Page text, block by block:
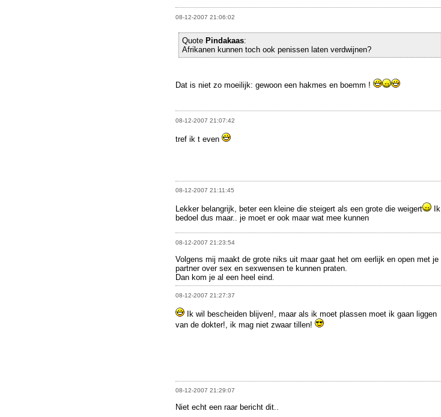
08-12-2007 21:06:02
Quote Pindakaas:
Afrikanen kunnen toch ook penissen laten verdwijnen?
Dat is niet zo moeilijk: gewoon een hakmes en boemm !
08-12-2007 21:07:42
tref ik t even
08-12-2007 21:11:45
Lekker belangrijk, beter een kleine die steigert als een grote die weigert
Ik
bedoel dus maar.. je moet er ook maar wat mee kunnen
08-12-2007 21:23:54
Volgens mij maakt de grote niks uit maar gaat het om eerlijk en open met je
partner over sex en sexwensen te kunnen praten.
Dan kom je al een heel eind.
08-12-2007 21:27:37
Ik wil bescheiden blijven!, maar als ik moet plassen moet ik gaan liggen
van de dokter!, ik mag niet zwaar tillen!
08-12-2007 21:29:07
Niet echt een raar bericht dit..